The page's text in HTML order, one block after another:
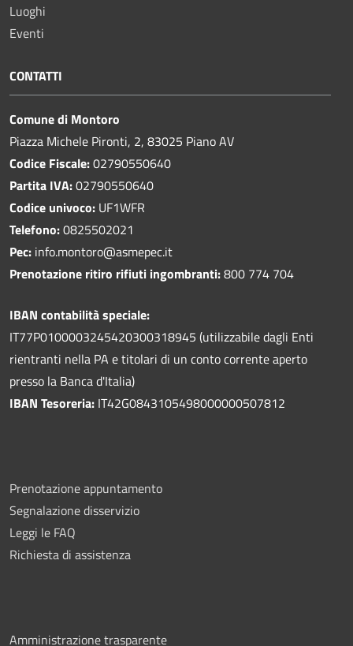
Luoghi
Eventi
CONTATTI
Comune di Montoro
Piazza Michele Pironti, 2, 83025 Piano AV
Codice Fiscale:02790550640
Partita IVA:02790550640
Codice univoco: UF1WFR
Telefono:0825502021
Pec: info.montoro@asmepec.it
Prenotazione ritiro rifiuti ingombranti:800 774 704
IBAN contabilità speciale:
IT77P0100003245420300318945 (utilizzabile dagli Enti
rientranti nella PA e titolari di un conto corrente aperto
presso la Banca d'Italia)
IBAN Tesoreria: IT42G0843105498000000507812
Prenotazione appuntamento
Segnalazione disservizio
Leggi le FAQ
Richiesta di assistenza
Amministrazione trasparente